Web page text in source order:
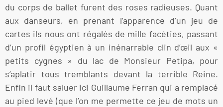
du corps de ballet furent des roses radieuses. Quant
aux danseurs, en prenant l’apparence d’un jeu de
cartes ils nous ont régalés de mille facéties, passant
d’un profil égyptien à un inénarrable clin d’œil aux «
petits cygnes » du lac de Monsieur Petipa, pour
s’aplatir tous tremblants devant la terrible Reine.
Enfin il faut saluer ici Guillaume Ferran qui a remplacé
au pied levé (que l’on me permette ce jeu de mots un